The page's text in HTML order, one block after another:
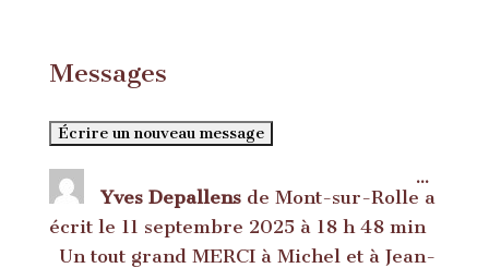
Messages
Yves Depallens de Mont-sur-Rolle a
écrit le 11 septembre 2025 à 18 h 48 min
Un tout grand MERCI à Michel et à Jean-
...Ouvrir/
cette